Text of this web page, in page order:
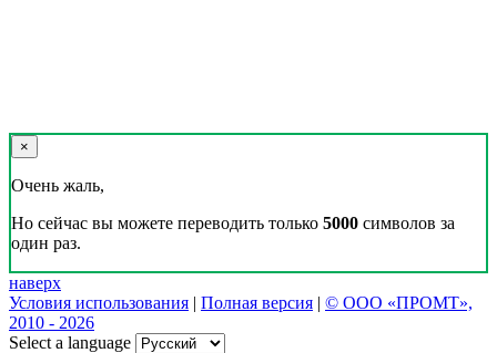
×
Очень жаль,
Но сейчас вы можете переводить только 5000 символов за
один раз.
наверх
Условия использования | Полная версия | © ООО «ПРОМТ»,
2010 - 2026
Select a language